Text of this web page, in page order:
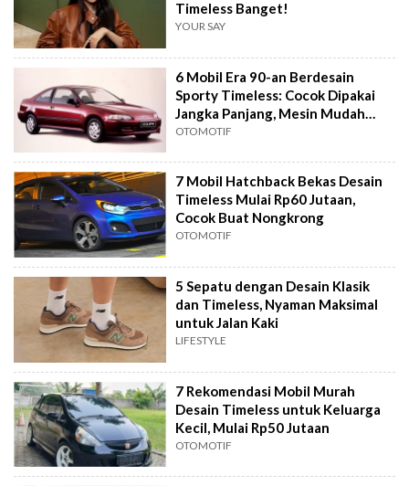
Timeless Banget!
YOUR SAY
6 Mobil Era 90-an Berdesain
Sporty Timeless: Cocok Dipakai
Jangka Panjang, Mesin Mudah
Diakali
OTOMOTIF
7 Mobil Hatchback Bekas Desain
Timeless Mulai Rp60 Jutaan,
Cocok Buat Nongkrong
OTOMOTIF
5 Sepatu dengan Desain Klasik
dan Timeless, Nyaman Maksimal
untuk Jalan Kaki
LIFESTYLE
7 Rekomendasi Mobil Murah
Desain Timeless untuk Keluarga
Kecil, Mulai Rp50 Jutaan
OTOMOTIF